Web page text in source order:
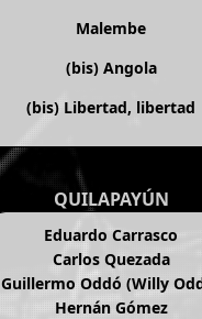
Malembe
(bis) Angola
(bis) Libertad, libertad
QUILAPAYÚN
Eduardo Carrasco
Carlos Quezada
Guillermo Oddó (Willy
Hernán Gómez